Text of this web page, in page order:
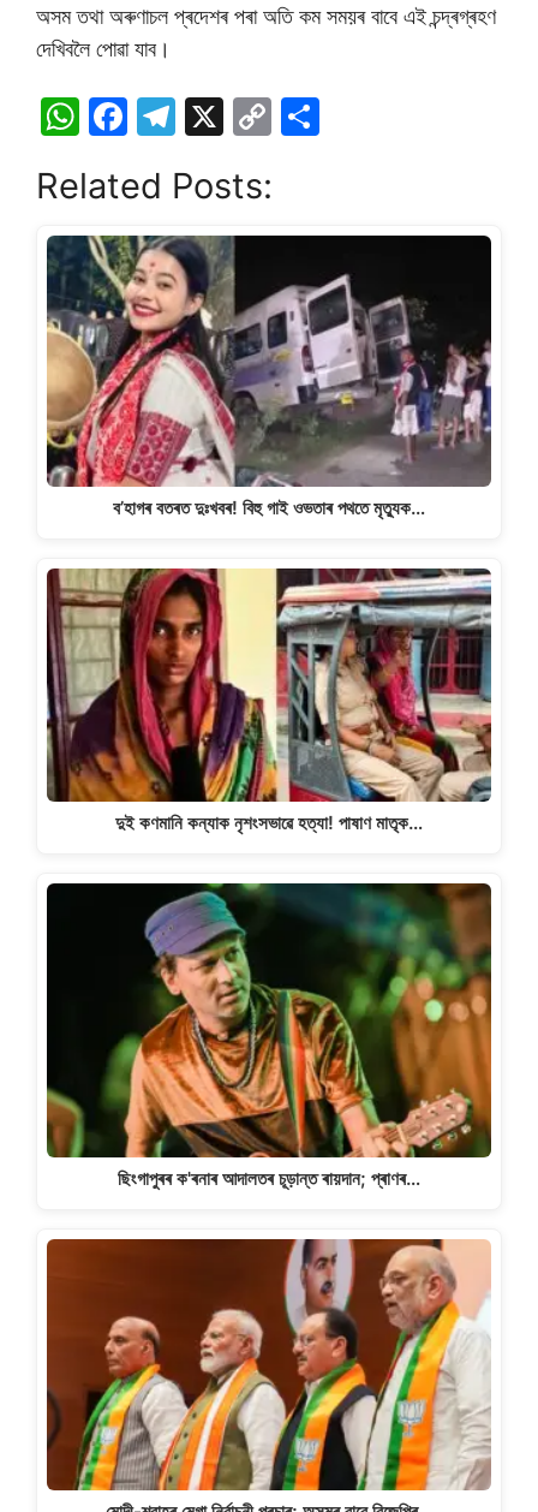
অসম তথা অৰুণাচল প্ৰদেশৰ পৰা অতি কম সময়ৰ বাবে এই চন্দ্ৰগ্ৰহণ
দেখিবলৈ পোৱা যাব।
W
at
s
A
p
p
F
c
e
b
o
o
k
T
e
gr
a
m
X
C
y
n
k
e
Related Posts:
ব’হাগৰ বতৰত দুঃখবৰ! বিহু গাই ওভতাৰ পথতে মৃত্যুক…
দুই কণমানি কন্যাক নৃশংসভাৱে হত্যা! পাষাণ মাতৃক…
ছিংগাপুৰৰ ক'ৰনাৰ আদালতৰ চূড়ান্ত ৰায়দান; প্ৰাণৰ…